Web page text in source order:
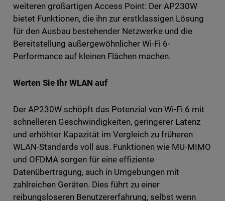
weiteren großartigen Access Point: Der AP230W
bietet Funktionen, die ihn zur erstklassigen Lösung
für den Ausbau bestehender Netzwerke und die
Bereitstellung außergewöhnlicher Wi-Fi 6-
Performance auf kleinen Flächen machen.
Werten Sie Ihr WLAN auf
Der AP230W schöpft das Potenzial von Wi-Fi 6 mit
schnelleren Geschwindigkeiten, geringerer Latenz
und erhöhter Kapazität im Vergleich zu früheren
WLAN-Standards voll aus. Funktionen wie MU-MIMO
und OFDMA sorgen für eine effiziente
Datenübertragung, auch in Umgebungen mit
zahlreichen Geräten. Dies führt zu einer
reibungsloseren Benutzererfahrung, selbst wenn